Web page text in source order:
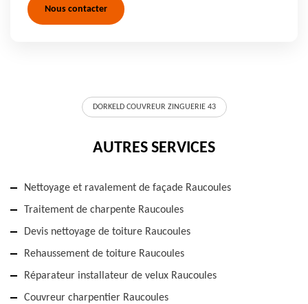
Nous contacter
DORKELD COUVREUR ZINGUERIE 43
AUTRES SERVICES
Nettoyage et ravalement de façade Raucoules
Traitement de charpente Raucoules
Devis nettoyage de toiture Raucoules
Rehaussement de toiture Raucoules
Réparateur installateur de velux Raucoules
Couvreur charpentier Raucoules